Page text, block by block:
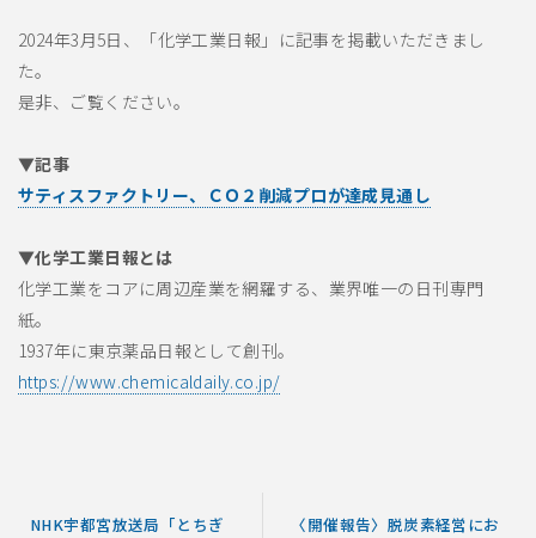
2024年3月5日、「化学工業日報」に記事を掲載いただきまし
た。
是非、ご覧ください。
▼記事
サティスファクトリー、ＣＯ２削減プロが達成見通し
▼化学工業日報とは
化学工業をコアに周辺産業を網羅する、業界唯一の日刊専門
紙。
1937年に東京薬品日報として創刊。
https://www.chemicaldaily.co.jp/
NHK宇都宮放送局「とちぎ
〈開催報告〉脱炭素経営にお